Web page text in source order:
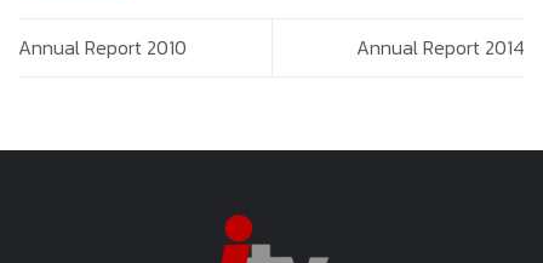
Annual Report 2010 Annual Report 2014